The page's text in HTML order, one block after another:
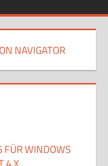
NAVIGATOR
FÜR WINDOWS